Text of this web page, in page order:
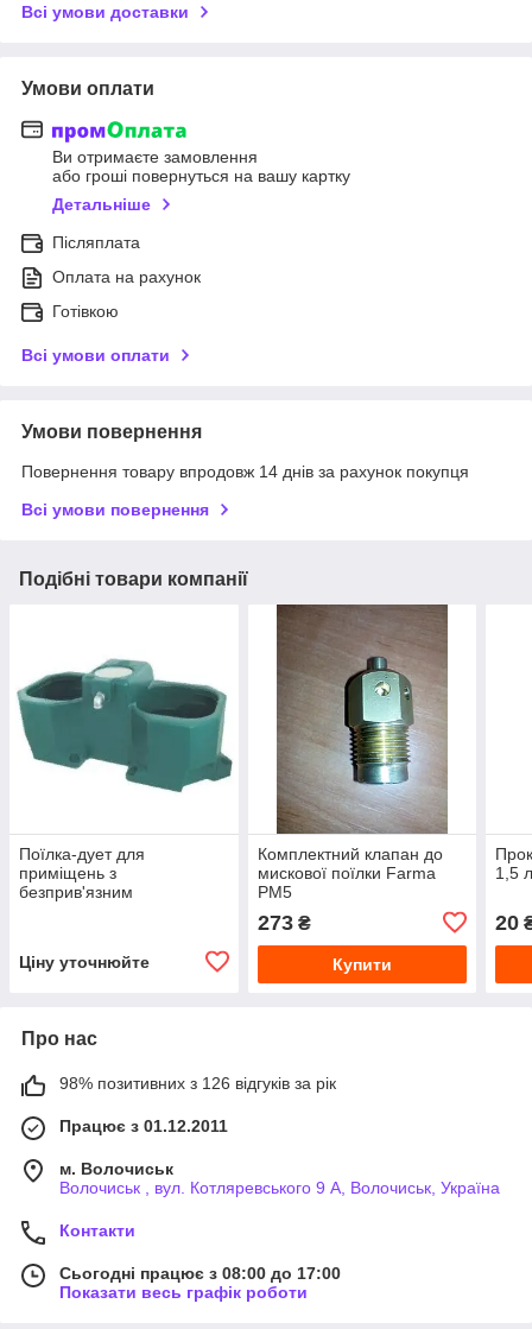
Всі умови доставки
Умови оплати
Ви отримаєте замовлення
або гроші повернуться на вашу картку
Детальніше
Післяплата
Оплата на рахунок
Готівкою
Всі умови оплати
Умови повернення
Повернення товару впродовж 14 днів за рахунок покупця
Всі умови повернення
Подібні товари компанії
Поїлка-дует для
приміщень з
безприв'язним
Ціну уточнюйте
Комплектний клапан до
мискової поїлки Farma
РМ5
273₴
Купити
1,5
20
Про нас
98% позитивних з 126 відгуків за рік
Працює з 01.12.2011
м. Волочиськ
Волочиськ , вул. Котляревського 9 А, Волочиськ, Україна
Контакти
Сьогодні працює з 08:00 до 17:00
Показати весь графік роботи